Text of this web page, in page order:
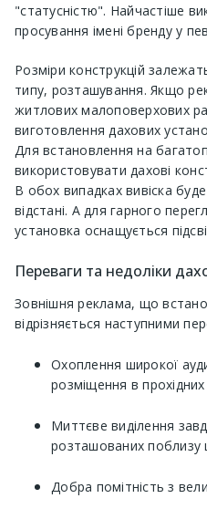
"статусністю". Найчастіше
просування імені бренду у
Розміри конструкцій
типу, розташування. Якщо
житлових малоповерхових
виготовлення дахових
Для встановлення на
використовувати дахові
В обох випадках вивіска
відстані. А для гарного
установка оснащується
Переваги та недоліки
Зовнішня реклама, що
відрізняється наступними
Охоплення широкої
розміщення в
Миттєве виділення
розташованих поблизу
Добра помітність з